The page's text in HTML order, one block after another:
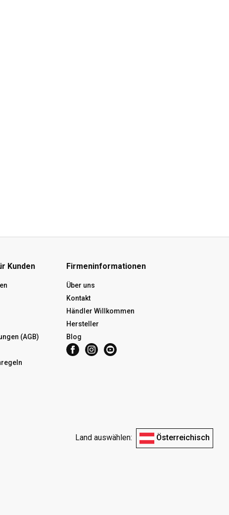
Kunden
(AGB)
Firmeninformationen
Über uns
Kontakt
Händler Willkommen
Hersteller
Blog
Land auswählen: Österreichisch